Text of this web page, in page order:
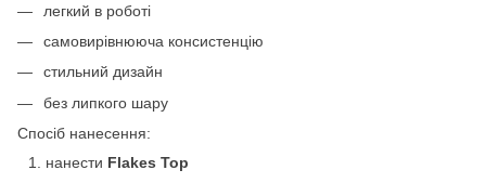
легкий в роботі
самовирівнююча консистенцію
стильний дизайн
без липкого шару
Спосіб нанесення:
нанести Flakes Top